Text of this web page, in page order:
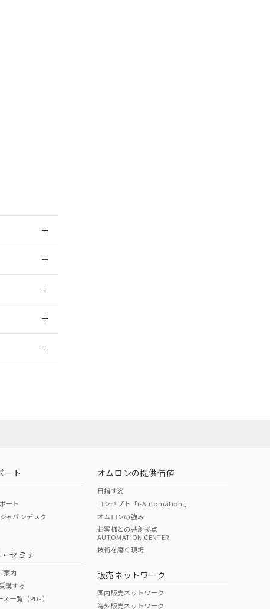
O O
況ページへ
索ください
ート
ート
ャパンデスク
セミナ
案内
講する
一覧（PDF）
オムロンの提供価値
目指す姿
コンセプト「i-Automation!」
オムロンの強み
お客様との共創拠点
AUTOMATION CENTER
技術を磨く現場
販売ネットワーク
国内販売ネットワーク
海外販売ネットワーク